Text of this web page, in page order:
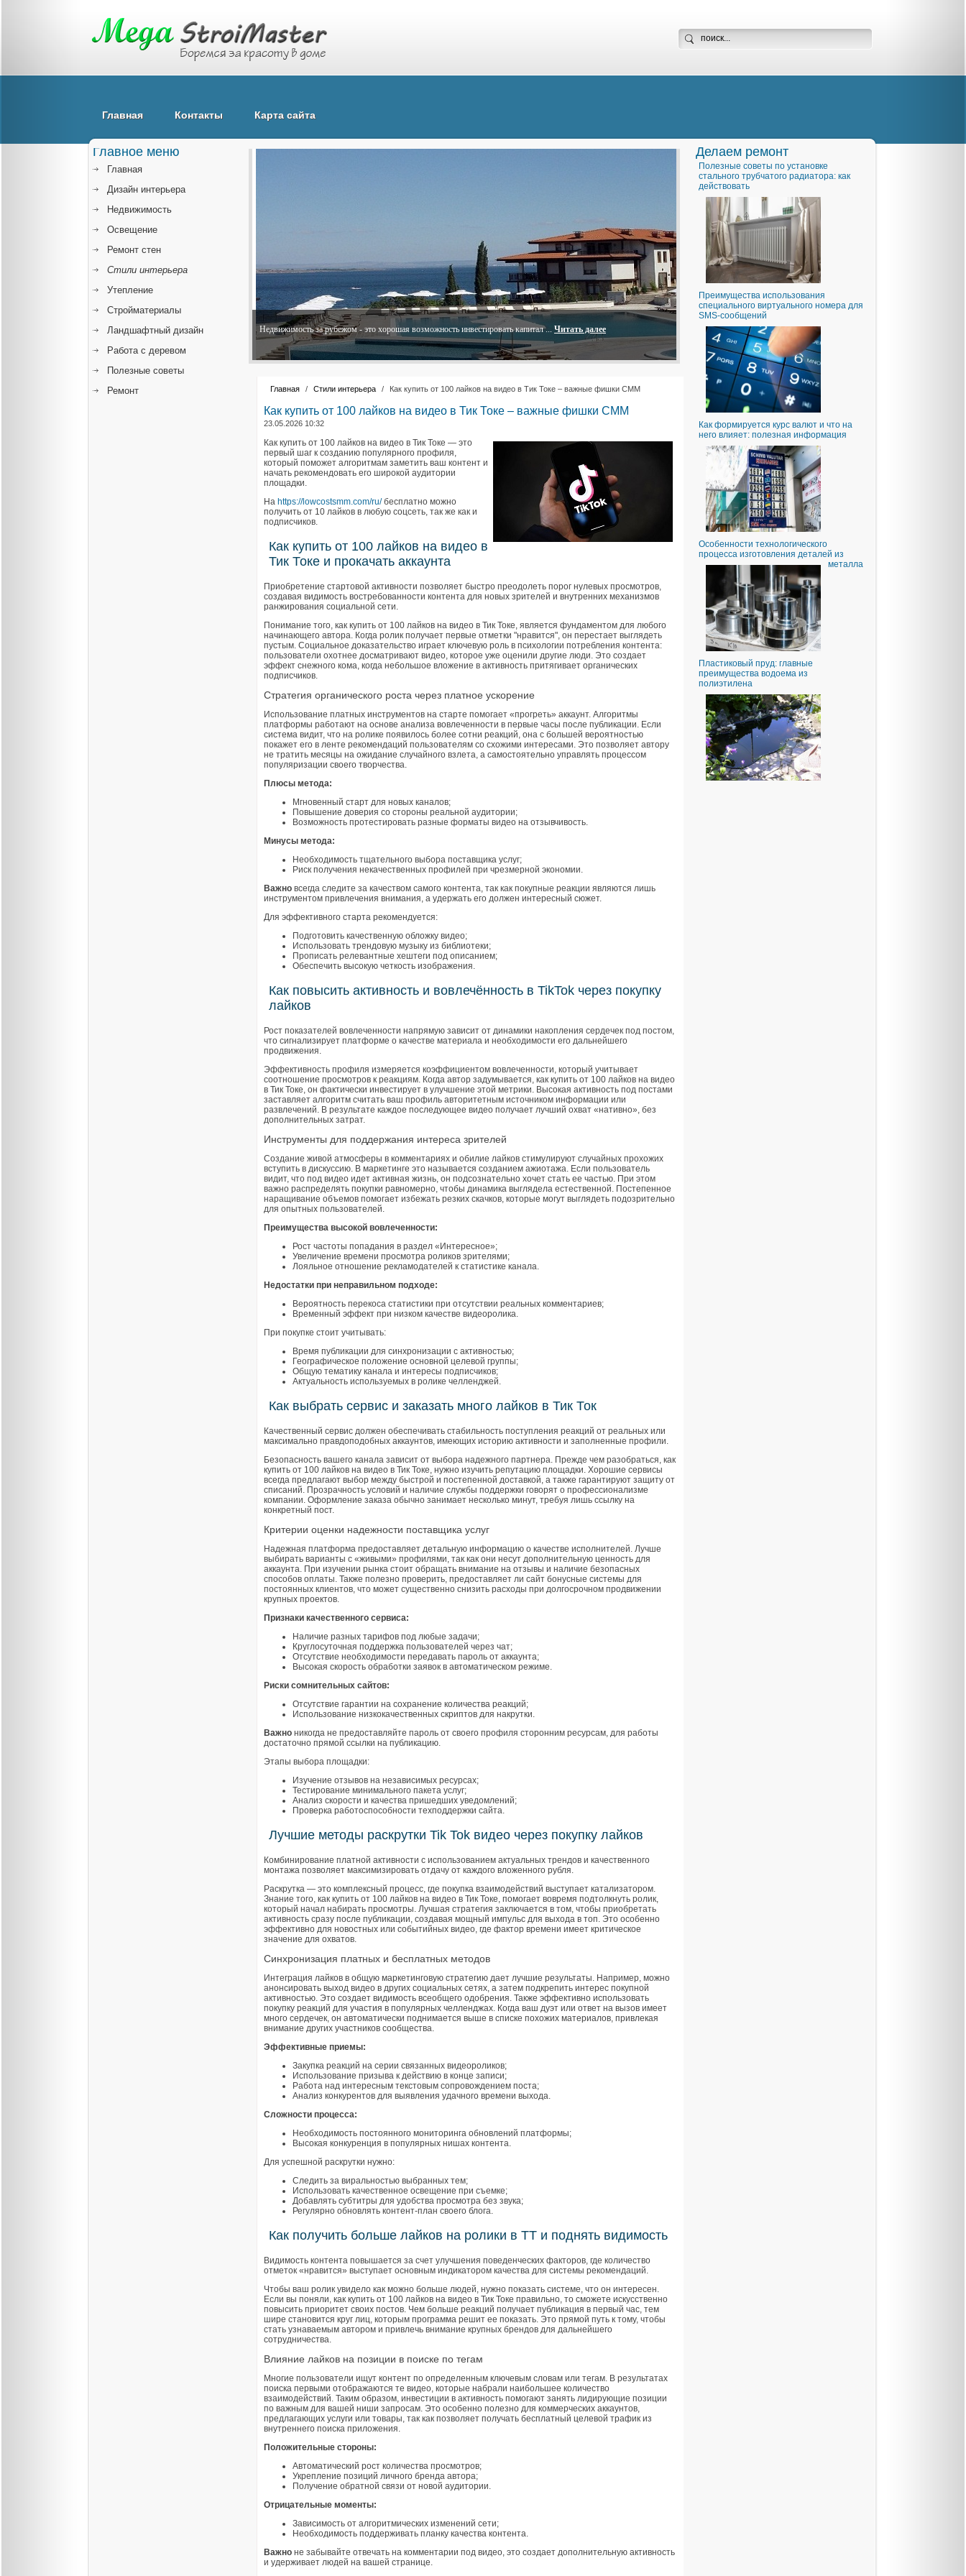
Главная Контакты Карта сайта
Недвижимость за рубежом - это хорошая возможность инвестировать капитал ... Читать далее
Главная / Стили интерьера / Как купить от 100 лайков на видео в Тик Токе – важные фишки СММ
Как купить от 100 лайков на видео в Тик Токе – важные фишки СММ
23.05.2026 10:32
Как купить от 100 лайков на видео в Тик Токе — это
первый шаг к созданию популярного профиля,
который поможет алгоритмам заметить ваш контент и
начать рекомендовать его широкой аудитории
площадки.
На https://lowcostsmm.com/ru/бесплатно можно
получить от 10 лайков в любую соцсеть, так же как и
подписчиков.
Как купить от 100 лайков на видео в
Тик Токе и прокачать аккаунта
Приобретение стартовой активности позволяет быстро преодолеть порог нулевых просмотров,
создавая видимость востребованности контента для новых зрителей и внутренних механизмов
ранжирования социальной сети.
Понимание того, как купить от 100 лайков на видео в Тик Токе, является фундаментом для любого
начинающего автора. Когда ролик получает первые отметки "нравится", он перестает выглядеть
пустым. Социальное доказательство играет ключевую роль в психологии потребления контента:
пользователи охотнее досматривают видео, которое уже оценили другие люди. Это создает
эффект снежного кома, когда небольшое вложение в активность притягивает органических
подписчиков.
Стратегия органического роста через платное ускорение
Использование платных инструментов на старте помогает «прогреть» аккаунт. Алгоритмы
платформы работают на основе анализа вовлеченности в первые часы после публикации. Если
система видит, что на ролике появилось более сотни реакций, она с большей вероятностью
покажет его в ленте рекомендаций пользователям со схожими интересами. Это позволяет автору
не тратить месяцы на ожидание случайного взлета, а самостоятельно управлять процессом
популяризации своего творчества.
Плюсы метода:
Мгновенный старт для новых каналов;
Повышение доверия со стороны реальной аудитории;
Возможность протестировать разные форматы видео на отзывчивость.
Минусы метода:
Необходимость тщательного выбора поставщика услуг;
Риск получения некачественных профилей при чрезмерной экономии.
Важно всегда следите за качеством самого контента, так как покупные реакции являются лишь
инструментом привлечения внимания, а удержать его должен интересный сюжет.
Для эффективного старта рекомендуется:
Подготовить качественную обложку видео;
Использовать трендовую музыку из библиотеки;
Прописать релевантные хештеги под описанием;
Обеспечить высокую четкость изображения.
Как повысить активность и вовлечённость в TikTok через покупку
лайков
Рост показателей вовлеченности напрямую зависит от динамики накопления сердечек под постом,
что сигнализирует платформе о качестве материала и необходимости его дальнейшего
продвижения.
Эффективность профиля измеряется коэффициентом вовлеченности, который учитывает
соотношение просмотров к реакциям. Когда автор задумывается, как купить от 100 лайков на видео
в Тик Токе, он фактически инвестирует в улучшение этой метрики. Высокая активность под постами
заставляет алгоритм считать ваш профиль авторитетным источником информации или
развлечений. В результате каждое последующее видео получает лучший охват «нативно», без
дополнительных затрат.
Инструменты для поддержания интереса зрителей
Создание живой атмосферы в комментариях и обилие лайков стимулируют случайных прохожих
вступить в дискуссию. В маркетинге это называется созданием ажиотажа. Если пользователь
видит, что под видео идет активная жизнь, он подсознательно хочет стать ее частью. При этом
важно распределять покупки равномерно, чтобы динамика выглядела естественной. Постепенное
наращивание объемов помогает избежать резких скачков, которые могут выглядеть подозрительно
для опытных пользователей.
Преимущества высокой вовлеченности:
Рост частоты попадания в раздел «Интересное»;
Увеличение времени просмотра роликов зрителями;
Лояльное отношение рекламодателей к статистике канала.
Недостатки при неправильном подходе:
Вероятность перекоса статистики при отсутствии реальных комментариев;
Временный эффект при низком качестве видеоролика.
При покупке стоит учитывать:
Время публикации для синхронизации с активностью;
Географическое положение основной целевой группы;
Общую тематику канала и интересы подписчиков;
Актуальность используемых в ролике челленджей.
Как выбрать сервис и заказать много лайков в Тик Ток
Качественный сервис должен обеспечивать стабильность поступления реакций от реальных или
максимально правдоподобных аккаунтов, имеющих историю активности и заполненные профили.
Безопасность вашего канала зависит от выбора надежного партнера. Прежде чем разобраться, как
купить от 100 лайков на видео в Тик Токе, нужно изучить репутацию площадки. Хорошие сервисы
всегда предлагают выбор между быстрой и постепенной доставкой, а также гарантируют защиту от
списаний. Прозрачность условий и наличие службы поддержки говорят о профессионализме
компании. Оформление заказа обычно занимает несколько минут, требуя лишь ссылку на
конкретный пост.
Критерии оценки надежности поставщика услуг
Надежная платформа предоставляет детальную информацию о качестве исполнителей. Лучше
выбирать варианты с «живыми» профилями, так как они несут дополнительную ценность для
аккаунта. При изучении рынка стоит обращать внимание на отзывы и наличие безопасных
способов оплаты. Также полезно проверить, предоставляет ли сайт бонусные системы для
постоянных клиентов, что может существенно снизить расходы при долгосрочном продвижении
крупных проектов.
Признаки качественного сервиса:
Наличие разных тарифов под любые задачи;
Круглосуточная поддержка пользователей через чат;
Отсутствие необходимости передавать пароль от аккаунта;
Высокая скорость обработки заявок в автоматическом режиме.
Риски сомнительных сайтов:
Отсутствие гарантии на сохранение количества реакций;
Использование низкокачественных скриптов для накрутки.
Важно никогда не предоставляйте пароль от своего профиля сторонним ресурсам, для работы
достаточно прямой ссылки на публикацию.
Этапы выбора площадки:
Изучение отзывов на независимых ресурсах;
Тестирование минимального пакета услуг;
Анализ скорости и качества пришедших уведомлений;
Проверка работоспособности техподдержки сайта.
Лучшие методы раскрутки Tik Tok видео через покупку лайков
Комбинирование платной активности с использованием актуальных трендов и качественного
монтажа позволяет максимизировать отдачу от каждого вложенного рубля.
Раскрутка — это комплексный процесс, где покупка взаимодействий выступает катализатором.
Знание того, как купить от 100 лайков на видео в Тик Токе, помогает вовремя подтолкнуть ролик,
который начал набирать просмотры. Лучшая стратегия заключается в том, чтобы приобретать
активность сразу после публикации, создавая мощный импульс для выхода в топ. Это особенно
эффективно для новостных или событийных видео, где фактор времени имеет критическое
значение для охватов.
Синхронизация платных и бесплатных методов
Интеграция лайков в общую маркетинговую стратегию дает лучшие результаты. Например, можно
анонсировать выход видео в других социальных сетях, а затем подкрепить интерес покупной
активностью. Это создает видимость всеобщего одобрения. Также эффективно использовать
покупку реакций для участия в популярных челленджах. Когда ваш дуэт или ответ на вызов имеет
много сердечек, он автоматически поднимается выше в списке похожих материалов, привлекая
внимание других участников сообщества.
Эффективные приемы:
Закупка реакций на серии связанных видеороликов;
Использование призыва к действию в конце записи;
Работа над интересным текстовым сопровождением поста;
Анализ конкурентов для выявления удачного времени выхода.
Сложности процесса:
Необходимость постоянного мониторинга обновлений платформы;
Высокая конкуренция в популярных нишах контента.
Для успешной раскрутки нужно:
Следить за виральностью выбранных тем;
Использовать качественное освещение при съемке;
Добавлять субтитры для удобства просмотра без звука;
Регулярно обновлять контент-план своего блога.
Как получить больше лайков на ролики в ТТ и поднять видимость
Видимость контента повышается за счет улучшения поведенческих факторов, где количество
отметок «нравится» выступает основным индикатором качества для системы рекомендаций.
Чтобы ваш ролик увидело как можно больше людей, нужно показать системе, что он интересен.
Если вы поняли, как купить от 100 лайков на видео в Тик Токе правильно, то сможете искусственно
повысить приоритет своих постов. Чем больше реакций получает публикация в первый час, тем
шире становится круг лиц, которым программа решит ее показать. Это прямой путь к тому, чтобы
стать узнаваемым автором и привлечь внимание крупных брендов для дальнейшего
сотрудничества.
Влияние лайков на позиции в поиске по тегам
Многие пользователи ищут контент по определенным ключевым словам или тегам. В результатах
поиска первыми отображаются те видео, которые набрали наибольшее количество
взаимодействий. Таким образом, инвестиции в активность помогают занять лидирующие позиции
по важным для вашей ниши запросам. Это особенно полезно для коммерческих аккаунтов,
предлагающих услуги или товары, так как позволяет получать бесплатный целевой трафик из
внутреннего поиска приложения.
Положительные стороны:
Автоматический рост количества просмотров;
Укрепление позиций личного бренда автора;
Получение обратной связи от новой аудитории.
Отрицательные моменты:
Зависимость от алгоритмических изменений сети;
Необходимость поддерживать планку качества контента.
Важно не забывайте отвечать на комментарии под видео, это создает дополнительную активность
и удерживает людей на вашей странице.
Главное меню
Главная
Дизайн интерьера
Недвижимость
Освещение
Ремонт стен
Стили интерьера
Утепление
Стройматериалы
Ландшафтный дизайн
Работа с деревом
Полезные советы
Ремонт
Делаем ремонт
Полезные советы по установке
стального трубчатого радиатора: как
действовать
Преимущества использования
специального виртуального номера для
SMS-сообщений
Как формируется курс валют и что на
него влияет: полезная информация
Особенности технологического
процесса изготовления деталей из
металла
Пластиковый пруд: главные
преимущества водоема из
полиэтилена